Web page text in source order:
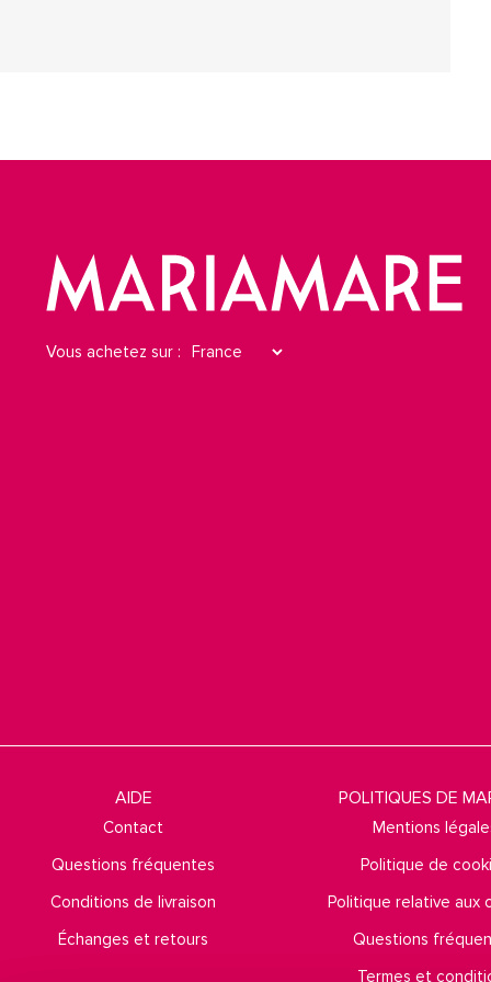
Vous achetez sur :
AIDE
Contact
Questions fréquentes
Conditions de livraison
Échanges et retours
POLITIQUES DE
Mentions
Politique de
Politique relative aux
Questions
Termes et